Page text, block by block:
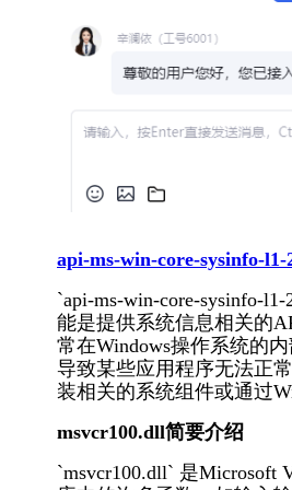
api-ms-win-core-sysinfo-
`api-ms-win-core-sysinfo-
能是提供系统信息相关的
常在Windows操作系统的
导致某些应用程序无法正
装相关的系统组件或通过
msvcr100.dll简要介绍
`msvcr100.dll` 是Microsoft